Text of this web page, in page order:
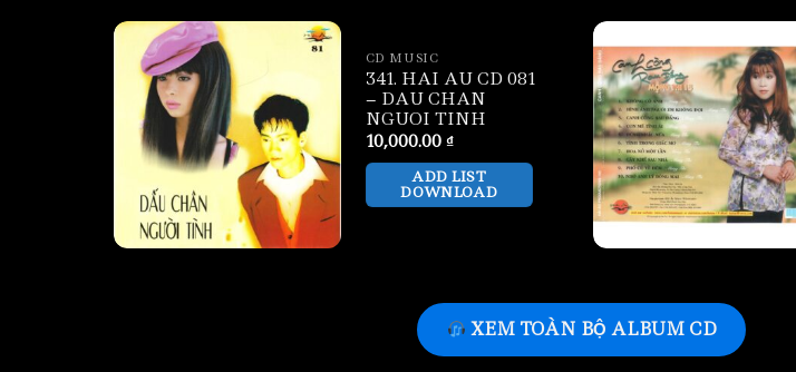
CD MUSIC
341. HAI AU CD 081
– DAU CHAN
NGUOI TINH
10,000.00 ₫
ADD LIST
DOWNLOAD
XEM TOÀN BỘ ALBUM CD